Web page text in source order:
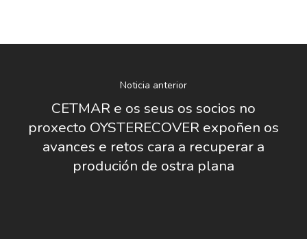
Noticia anterior
CETMAR e os seus os socios no
proxecto OYSTERECOVER expoñen os
avances e retos cara a recuperar a
produción de ostra plana
Nosotros
Organización
Directorio De Personal
Novedades